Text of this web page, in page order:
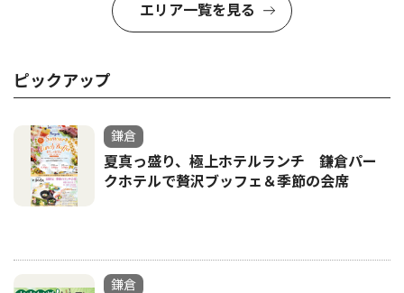
エリア一覧を見る
ピックアップ
鎌倉
夏真っ盛り、極上ホテルランチ 鎌倉パー
クホテルで贅沢ブッフェ＆季節の会席
鎌倉